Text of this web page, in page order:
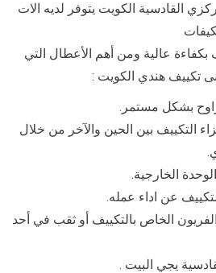
القادسية الكويت يتوفر لديه الات
بكفاءة عالية ومن أهم الأعطال التي
تكييف هندي الكويت :
بشكل مستمر.
التكييف بين الحين والآخر من خلال
الخارجية.
عن اداء عمله.
الخاص بالتكييف أو ثقب في أحد
يجي البيت .